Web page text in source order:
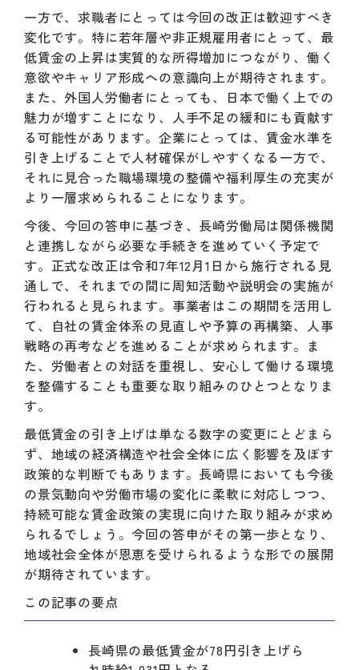
一方で、求職者にとっては今回の改正は歓迎すべき
変化です。特に若年層や非正規雇用者にとって、最
低賃金の上昇は実質的な所得増加につながり、働く
意欲やキャリア形成への意識向上が期待されます。
また、外国人労働者にとっても、日本で働く上での
魅力が増すことになり、人手不足の緩和にも貢献す
る可能性があります。企業にとっては、賃金水準を
引き上げることで人材確保がしやすくなる一方で、
それに見合った職場環境の整備や福利厚生の充実が
より一層求められることになります。
今後、今回の答申に基づき、長崎労働局は関係機関
と連携しながら必要な手続きを進めていく予定で
す。正式な改正は令和7年12月1日から施行される見
通しで、それまでの間に周知活動や説明会の実施が
行われると見られます。事業者はこの期間を活用し
て、自社の賃金体系の見直しや予算の再構築、人事
戦略の再考などを進めることが求められます。ま
た、労働者との対話を重視し、安心して働ける環境
を整備することも重要な取り組みのひとつとなりま
す。
最低賃金の引き上げは単なる数字の変更にとどまら
ず、地域の経済構造や社会全体に広く影響を及ぼす
政策的な判断でもあります。長崎県においても今後
の景気動向や労働市場の変化に柔軟に対応しつつ、
持続可能な賃金政策の実現に向けた取り組みが求め
られるでしょう。今回の答申がその第一歩となり、
地域社会全体が恩恵を受けられるような形での展開
が期待されています。
この記事の要点
長崎県の最低賃金が78円引き上げら